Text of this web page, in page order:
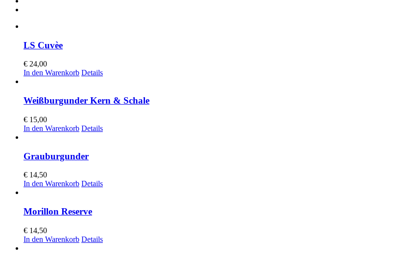
LS Cuvèe
€ 24,00
In den Warenkorb Details
Weißburgunder Kern & Schale
€ 15,00
In den Warenkorb Details
Grauburgunder
€ 14,50
In den Warenkorb Details
Morillon Reserve
€ 14,50
In den Warenkorb Details